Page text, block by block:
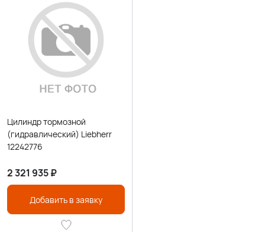
Цилиндр тормозной
(гидравлический) Liebherr
12242776
2 321 935₽
Добавить в заявку